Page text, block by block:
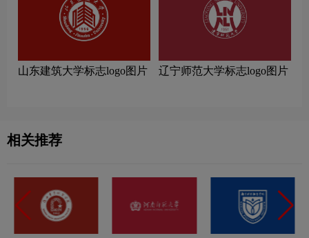
山东建筑大学标志logo图片 辽宁师范大学标志logo图片
相关推荐